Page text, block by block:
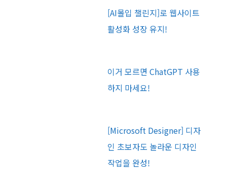
[AI몰입 챌린지]로 웹사이트
활성화 성장 유지!
이거 모르면 ChatGPT 사용
하지 마세요!
[Microsoft Designer] 디자
인 초보자도 놀라운 디자인
작업을 완성!